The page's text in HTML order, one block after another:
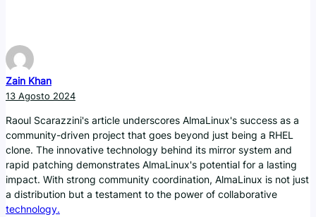
Zain Khan
13 Agosto 2024
Raoul Scarazzini's article underscores AlmaLinux's success as a
community-driven project that goes beyond just being a RHEL
clone. The innovative technology behind its mirror system and
rapid patching demonstrates AlmaLinux's potential for a lasting
impact. With strong community coordination, AlmaLinux is not just
a distribution but a testament to the power of collaborative
technology.